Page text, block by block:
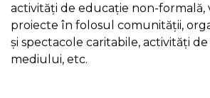
activităţi de educaţie non-formală,
proiecte în folosul comunităţii,
şi spectacole caritabile, activităţi
mediului, etc.